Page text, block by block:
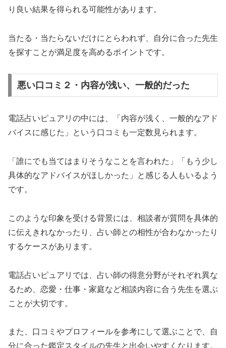
り良い結果を得られる可能性があります。
当たる・当たらないだけにとらわれず、自分に合った先生
を探すことが満足度を高めるポイントです。
悪い口コミ２・内容が浅い、一般的だった
電話占いピュアリの中には、「内容が浅く、一般的なアド
バイスに感じた」という口コミも一定数見られます。
「誰にでも当てはまりそうなことを言われた」「もう少し
具体的なアドバイスがほしかった」と感じる人もいるよう
です。
このような印象を受ける背景には、相談者が質問を具体的
に伝えきれなかったり、占い師との相性が合わなかったり
するケースがあります。
電話占いピュアリでは、占い師の得意分野がそれぞれ異な
るため、恋愛・仕事・家庭など相談内容に合う先生を選ぶ
ことが大切です。
また、口コミやプロフィールを参考にして選ぶことで、自
分に合った鑑定スタイルの先生と出会いやすくなります。